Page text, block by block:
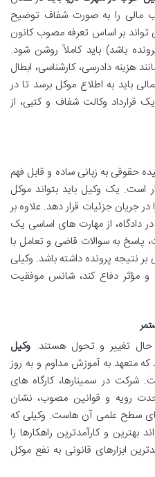
مالی را به صورت شفاف توضیح
بر اساس تعرفه مصوب کانون
باشد) باید کاملاً روشن شود.
هزینه دادرسی، کارشناسی، ابطال
باید به اطلاع موکل برسد تا در
قرارداد وکالت شفاف و کتبی، از
حقوقی به زبانی ساده و قابل فهم
است. یک وکیل باید بتواند موکل
در جریان جزئیات قرار دهد. علاوه بر
دادگاه، از مهارت های اساسی یک
پاسخ به سوالات قاضی و تعامل با
نتیجه پرونده داشته باشد. وکیلی
و مؤثر دفاع کند، شانس موفقیت
حال تغییر و تحول هستند. وکیل
که متعهد به آموزش مداوم و به روز
در سمینارها، کارگاه های
رویه و قوانین مصوب، نشان
سطح علمی آن هاست. وکیلی که
بهترین و کارآمدترین راهکارها را
ابزارهای قانونی به نفع موکل